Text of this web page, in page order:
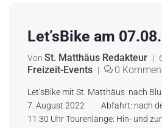
Let’sBike am
Von St. Matthäus Redakteur |
Freizeit-Events | 0
Let‘sBike mit St. Matthäus nach
7. August 2022 Abfahrt: nach
11:30 Uhr Tourenlänge: Hin- und